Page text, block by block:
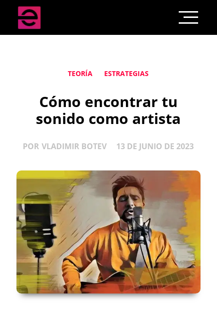
TEORÍA ESTRATEGIAS
Cómo encontrar tu
sonido como artista
POR VLADIMIR BOTEV 13 DE JUNIO DE 2023